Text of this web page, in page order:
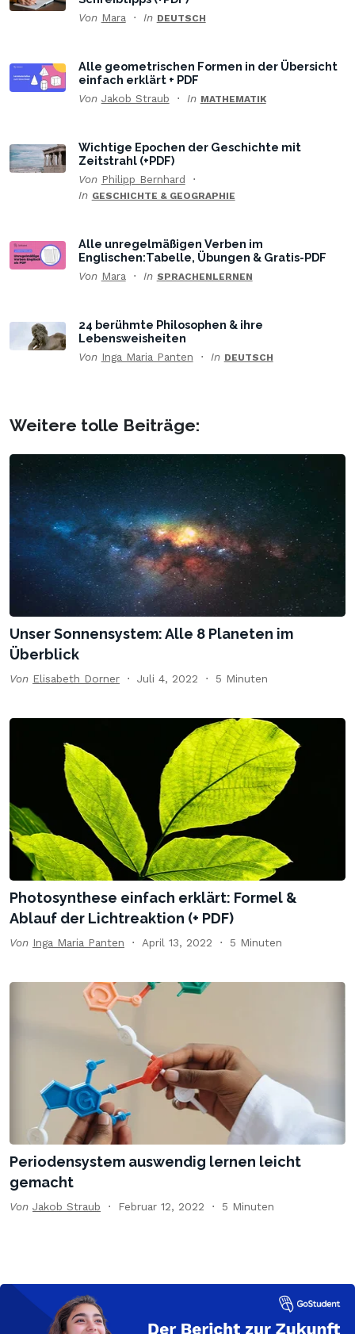
Von Mara In DEUTSCH
Alle geometrischen Formen in der Übersicht
einfach erklärt + PDF
Von Jakob Straub In MATHEMATIK
Wichtige Epochen der Geschichte mit
Zeitstrahl (+PDF)
Von Philipp Bernhard
In GESCHICHTE & GEOGRAPHIE
Alle unregelmäßigen Verben im
Englischen:Tabelle, Übungen & Gratis-PDF
Von Mara In SPRACHENLERNEN
24 berühmte Philosophen & ihre
Lebensweisheiten
Von Inga Maria Panten In DEUTSCH
Weitere tolle Beiträge:
Unser Sonnensystem: Alle 8 Planeten im
Überblick
Von Elisabeth Dorner Juli 4, 2022 5 Minuten
Photosynthese einfach erklärt: Formel &
Ablauf der Lichtreaktion (+ PDF)
Von Inga Maria Panten April 13, 2022 5 Minuten
Periodensystem auswendig lernen leicht
gemacht
Von Jakob Straub Februar 12, 2022 5 Minuten